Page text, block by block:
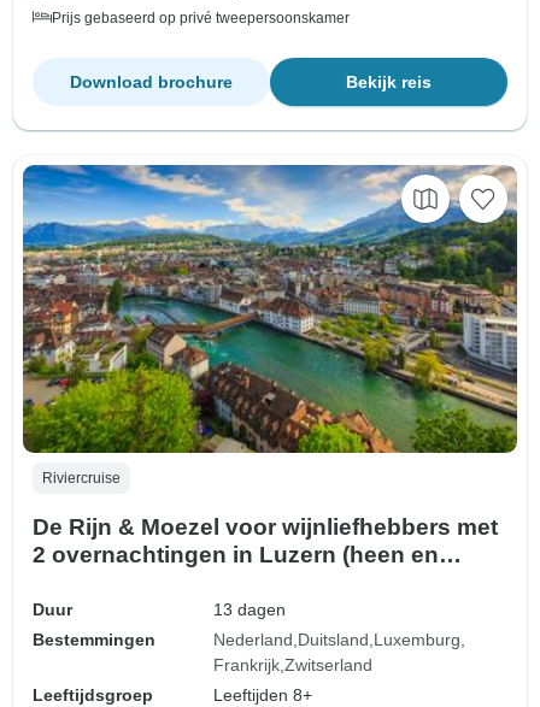
Prijs gebaseerd op privé tweepersoonskamer
Bekijk reis
Download brochure
Riviercruise
De Rijn & Moezel voor wijnliefhebbers met
2 overnachtingen in Luzern (heen en
Duur
13 dagen
Bestemmingen
Nederland Duitsland Luxemburg
Frankrijk Zwitserland
Leeftijdsgroep
Leeftijden 8+